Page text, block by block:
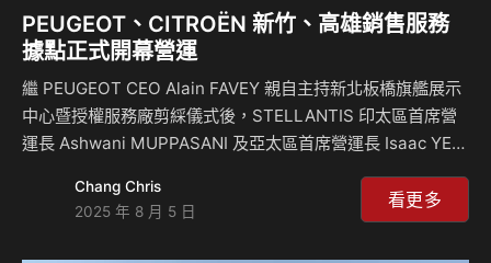
PEUGEOT、CITROËN 新竹、高雄銷售服務
據點正式開幕營運
繼 PEUGEOT CEO Alain FAVEY 親自主持新北板橋旗艦展示
中心暨授權服務廠剪綵儀式後，STELLANTIS 印太區首席營
運長 Ashwani MUPPASANI 及亞太區首席營運長 Isaac YEO
「榮興汽車」兩大全新服務據點的開幕活動。 此舉不僅展現
STELLANTIS 集團對台灣市場的高度重視，更象徵
Chang Chris
2025 年 8 月 5 日
看更多